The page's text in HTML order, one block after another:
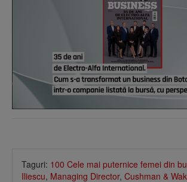
Taguri: 100 Cele mai puternice femei din
Iliescu, Managing Director, Cushman &